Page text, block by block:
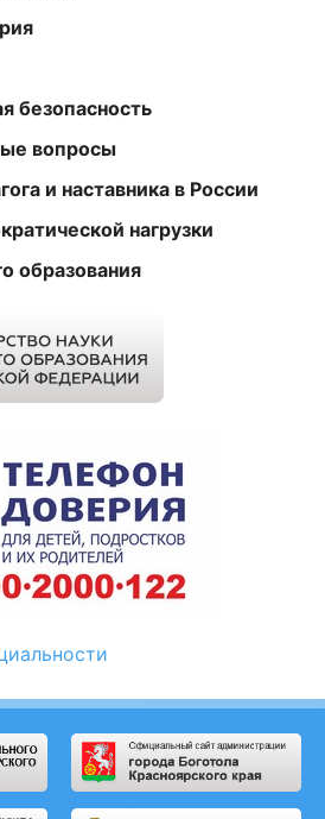
безопасность
вопросы
и наставника в России
нагрузки
образования